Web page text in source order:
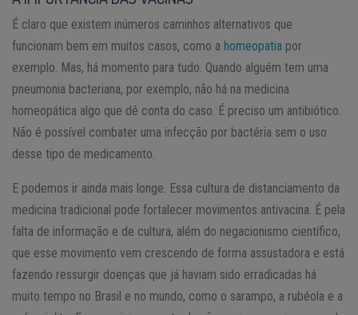
É claro que existem inúmeros caminhos alternativos que
funcionam bem em muitos casos, como a homeopatia por
exemplo. Mas, há momento para tudo. Quando alguém tem uma
pneumonia bacteriana, por exemplo, não há na medicina
homeopática algo que dê conta do caso. É preciso um antibiótico.
Não é possível combater uma infecção por bactéria sem o uso
desse tipo de medicamento.
E podemos ir ainda mais longe. Essa cultura de distanciamento da
medicina tradicional pode fortalecer movimentos antivacina. É pela
falta de informação e de cultura, além do negacionismo científico,
que esse movimento vem crescendo de forma assustadora e está
fazendo ressurgir doenças que já haviam sido erradicadas há
muito tempo no Brasil e no mundo, como o sarampo, a rubéola e a